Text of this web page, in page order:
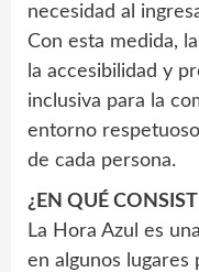
necesidad al
Con esta medida,
la accesibilidad y
inclusiva para la
entorno
de cada persona.
¿EN QUÉ
La Hora Azul es
en algunos lugares